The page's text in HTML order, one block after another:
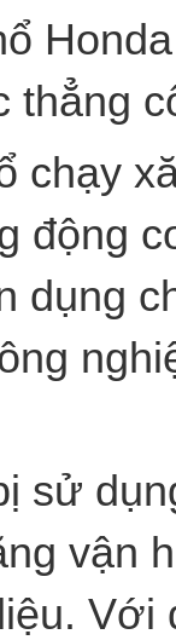
thẳng
chạy
động
dụng
sử
vận
Với